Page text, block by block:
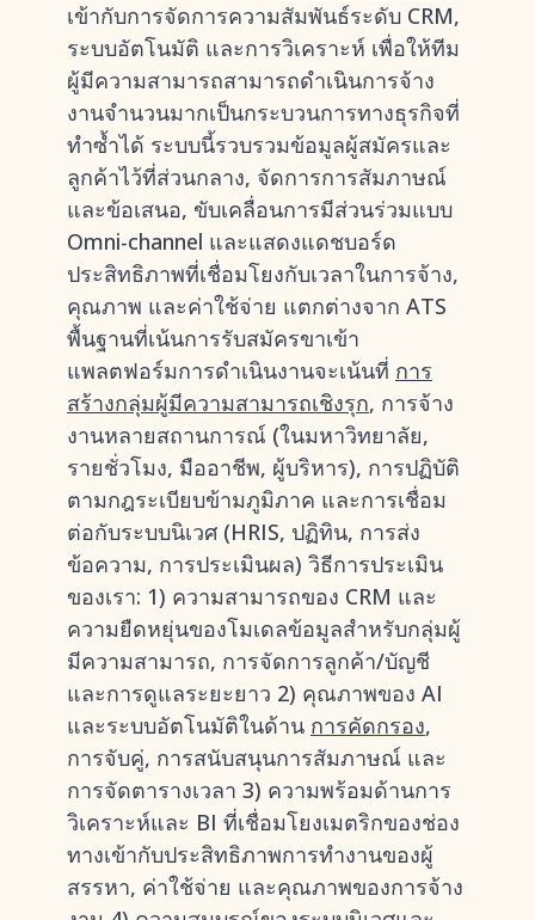
เข้ากับการจัดการความสัมพันธ์ระดับ CRM,
ระบบอัตโนมัติ และการวิเคราะห์ เพื่อให้ทีม
ผู้มีความสามารถสามารถดำเนินการจ้าง
งานจำนวนมากเป็นกระบวนการทางธุรกิจที่
ทำซ้ำได้ ระบบนี้รวบรวมข้อมูลผู้สมัครและ
ลูกค้าไว้ที่ส่วนกลาง, จัดการการสัมภาษณ์
และข้อเสนอ, ขับเคลื่อนการมีส่วนร่วมแบบ
Omni-channel และแสดงแดชบอร์ด
ประสิทธิภาพที่เชื่อมโยงกับเวลาในการจ้าง,
คุณภาพ และค่าใช้จ่าย แตกต่างจาก ATS
พื้นฐานที่เน้นการรับสมัครขาเข้า
แพลตฟอร์มการดำเนินงานจะเน้นที่ การ
สร้างกลุ่มผู้มีความสามารถเชิงรุก, การจ้าง
งานหลายสถานการณ์ (ในมหาวิทยาลัย,
รายชั่วโมง, มืออาชีพ, ผู้บริหาร), การปฏิบัติ
ตามกฎระเบียบข้ามภูมิภาค และการเชื่อม
ต่อกับระบบนิเวศ (HRIS, ปฏิทิน, การส่ง
ข้อความ, การประเมินผล) วิธีการประเมิน
ของเรา: 1) ความสามารถของ CRM และ
ความยืดหยุ่นของโมเดลข้อมูลสำหรับกลุ่มผู้
มีความสามารถ, การจัดการลูกค้า/บัญชี
และการดูแลระยะยาว 2) คุณภาพของ AI
และระบบอัตโนมัติในด้าน การคัดกรอง,
การจับคู่, การสนับสนุนการสัมภาษณ์ และ
การจัดตารางเวลา 3) ความพร้อมด้านการ
วิเคราะห์และ BI ที่เชื่อมโยงเมตริกของช่อง
ทางเข้ากับประสิทธิภาพการทำงานของผู้
สรรหา, ค่าใช้จ่าย และคุณภาพของการจ้าง